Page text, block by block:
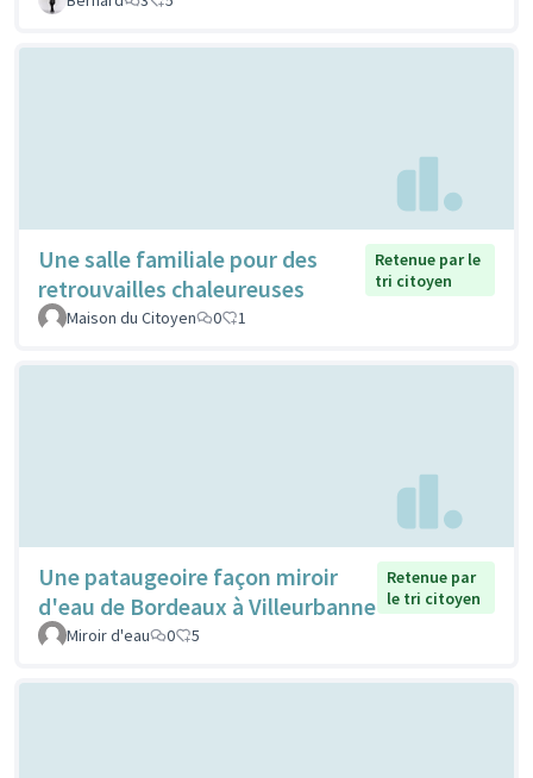
Une salle familiale pour des
retrouvailles chaleureuses
Retenue par le
tri citoyen
Maison du Citoyen
0 1
Une pataugeoire façon miroir
d'eau de Bordeaux à Villeurbanne
Retenue par
le tri citoyen
Miroir d'eau
0 5